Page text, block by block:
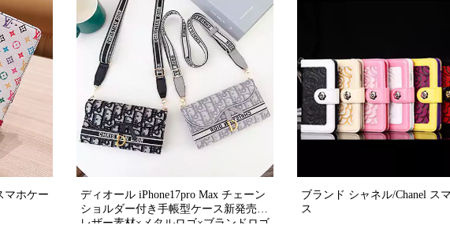
ディオール iPhone17pro Max チェーン
ショルダー付き手帳型ケース新発売！
ブランド シャネル/Chanel スマホケー
ス